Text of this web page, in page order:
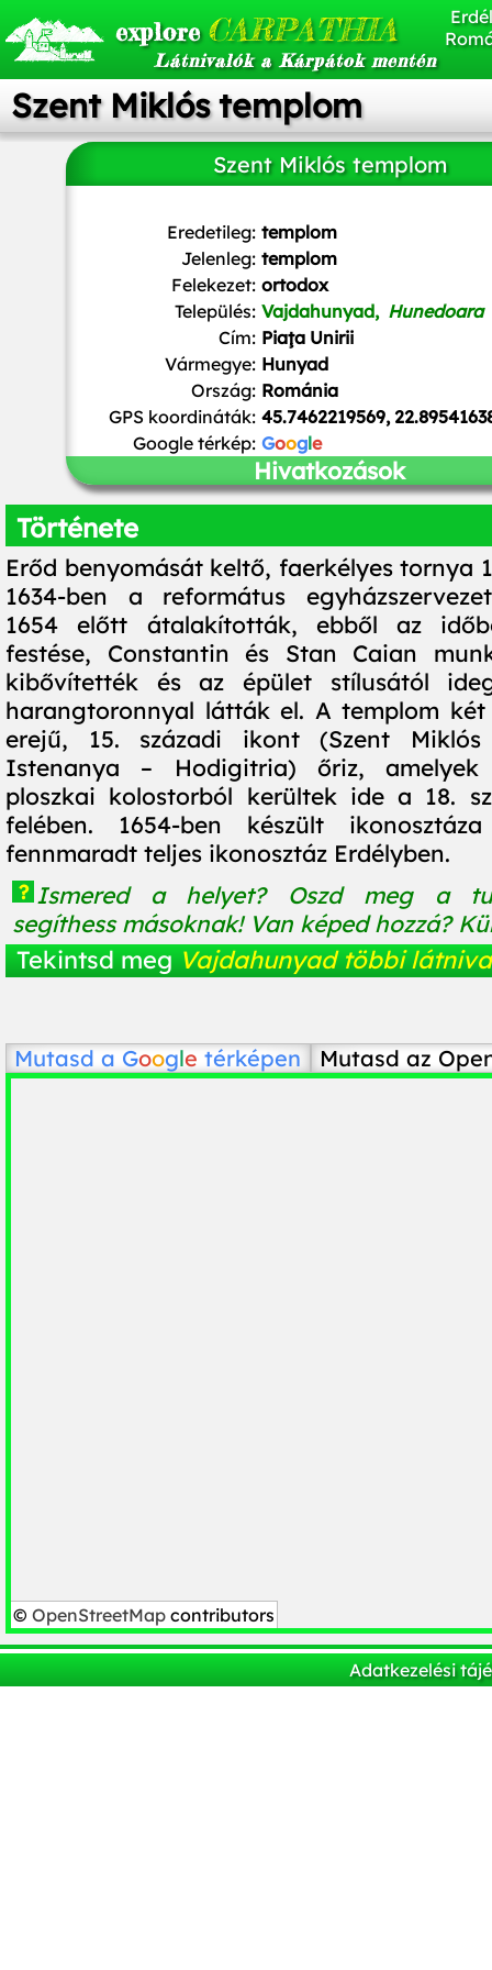
explore CARPATHIA
Látnivalók a Kárpátok mentén
Szent Miklós templom
Szent Miklós templom
Eredetileg: templom
Jelenleg: templom
Felekezet: ortodox
Település: Vajdahunyad, Hunedoara
Cím: Piaţa Unirii
Vármegye: Hunyad
Ország: Románia
GPS koordináták: 45.7462219569,
Google térkép: Google
Hivatkozások
Története
Erőd benyomását keltő, faerkélyes tornya
1634-ben a református
1654 előtt átalakították, ebből az
festése, Constantin és Stan Caian
kibővítették és az épület stílusától
harangtoronnyal látták el. A templom
erejű, 15. századi ikont (Szent
Istenanya – Hodigitria) őriz, amelyek
ploszkai kolostorból kerültek ide a 18.
felében. 1654-ben készült
fennmaradt teljes ikonosztáz Erdélyben.
? Ismered a helyet? Oszd meg a
segíthess másoknak! Van képed hozzá?
Tekintsd meg Vajdahunyad többi
Mutasd a Google térképen Mutasd az
© OpenStreetMap contributors
Adatkezelési